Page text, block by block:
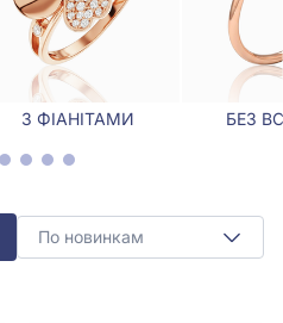
З ФІАНІТАМИ БЕЗ
По новинкам